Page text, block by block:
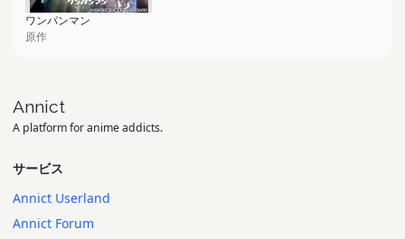
ワンパンマン
原作
Annict
A platform for anime addicts.
サービス
Annict Userland
Annict Forum